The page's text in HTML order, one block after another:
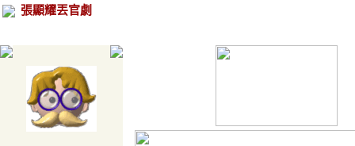
張顯耀丟官劇